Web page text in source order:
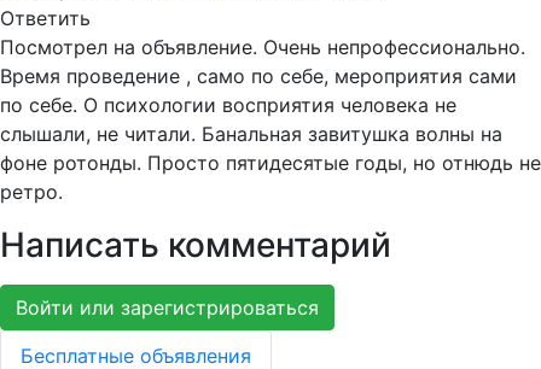
Ответить
Посмотрел на объявление. Очень непрофессионально.
Время проведение , само по себе, мероприятия сами
по себе. О психологии восприятия человека не
слышали, не читали. Банальная завитушка волны на
фоне ротонды. Просто пятидесятые годы, но отнюдь не
ретро.
Написать комментарий
Войти или зарегистрироваться
Бесплатные объявления